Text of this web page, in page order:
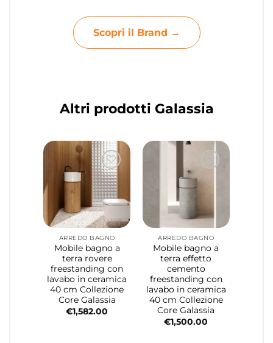
Scopri il Brand →
Altri prodotti Galassia
ARREDO BAGNO
Mobile bagno a
terra rovere
freestanding con
lavabo in ceramica
40 cm Collezione
Core Galassia
€1,582.00
ARREDO BAGNO
Mobile bagno a
terra effetto
cemento
freestanding con
lavabo in ceramica
40 cm Collezione
Core Galassia
€1,500.00